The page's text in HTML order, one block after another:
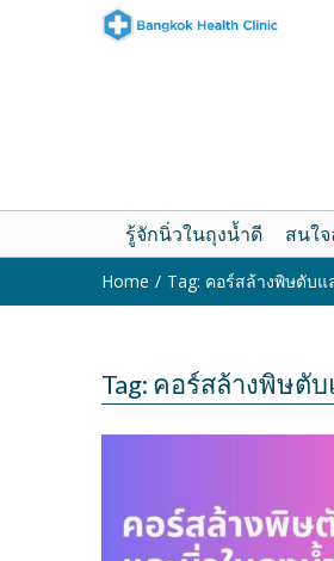
รู้จักนิ่วในถุงน้ำดี สนใ
Home Tag: คอร์สล้างพิษตับ
Tag: คอร์สล้างพิษตั